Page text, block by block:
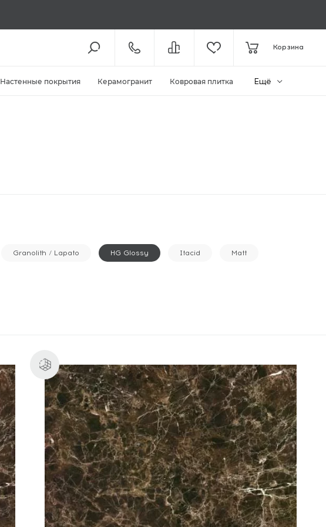
8 (800) 301-61-43
КОЛЛ-ЦЕНТР / ДО 19:00
Корзина
Настенные покрытия Керамогранит Ковровая плитка Ещё
Granolith / Lapato HG Glossy Itacid Matt